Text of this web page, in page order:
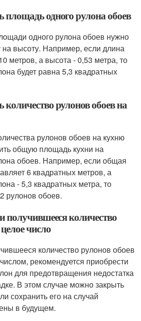
площадь одного рулона обоев
одного рулона обоев нужно
на высоту. Например, если длина
метров, а высота - 0,53 метра, то
будет равна 5,3 квадратных
количество рулонов обоев на
рулонов обоев на кухню
общую площадь кухни на
обоев. Например, если общая
6 квадратных метров, а
- 5,3 квадратных метра, то
рулонов обоев.
получившееся количество
число
количество рулонов обоев
рекомендуется приобрести
для предотвращения недостатка
В этом случае можно закрыть
сохранить его на случай
в будущем.